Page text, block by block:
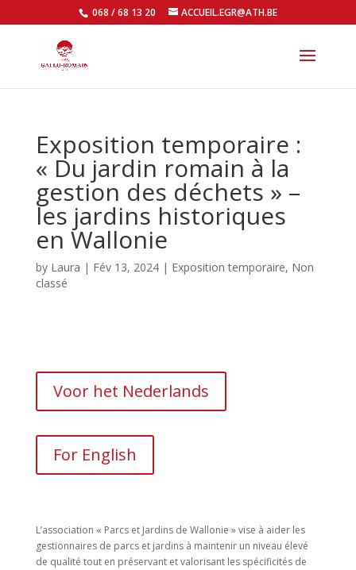
068 / 68 13 20 ACCUEIL.EGR@ATH.BE
Exposition temporaire :
« Du jardin romain à la
gestion des déchets » –
les jardins historiques
en Wallonie
by Laura | Fév 13, 2024| Exposition temporaire, Non
classé
Voor het Nederlands
For English
L’association « Parcs et Jardins de Wallonie » vise à aider les
gestionnaires de parcs et jardins à maintenir un niveau élevé
de qualité tout en préservant et valorisant les spécificités de